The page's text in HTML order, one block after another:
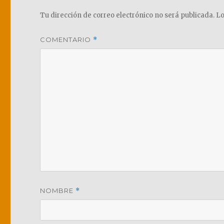
Tu dirección de correo electrónico no será publicada.
COMENTARIO *
NOMBRE *